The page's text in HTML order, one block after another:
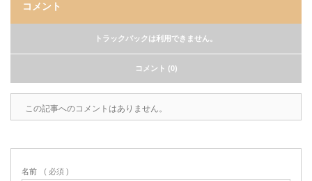
コメント
トラックバックは利用できません。
コメント (0)
この記事へのコメントはありません。
名前 ( 必須 )